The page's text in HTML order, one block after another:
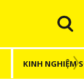
KINH NGHIỆM